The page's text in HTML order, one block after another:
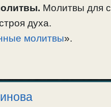
Молитвы для
духа.
молитвы».